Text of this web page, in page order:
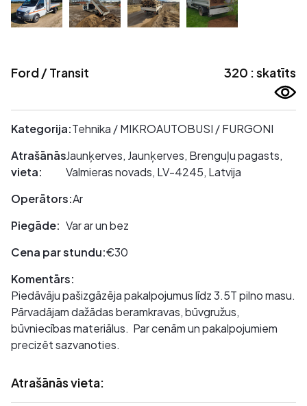
Ford / Transit 320 : skatīts
Kategorija:Tehnika / MIKROAUTOBUSI / FURGONI
Atrašānās
vieta:
Jaunķerves, Jaunķerves, Brenguļu pagasts,
Valmieras novads, LV-4245, Latvija
Operātors:Ar
Piegāde: Var ar un bez
Cena par stundu:€30
Komentārs:
Piedāvāju pašizgāzēja pakalpojumus līdz 3.5T pilno masu.
Pārvadājam dažādas beramkravas, būvgružus,
būvniecības materiālus. Par cenām un pakalpojumiem
precizēt sazvanoties.
Atrašānās vieta: